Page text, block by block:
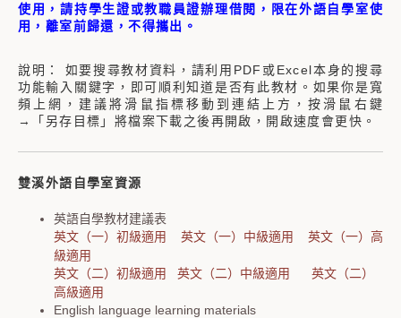
使用，請持學生證或教職員證辦理借閱，限在外語自學室使
用，離室前歸還，不得攜出。
說明： 如要搜尋教材資料，請利用PDF或Excel本身的搜尋
功能輸入關鍵字，即可順利知道是否有此教材。如果你是寬
頻上網，建議將滑鼠指標移動到連結上方，按滑鼠右鍵
→「另存目標」將檔案下載之後再開啟，開啟速度會更快。
雙溪外語自學室資源
英語自學教材建議表
英文（一）初級適用
英文（一）中級適用
英文（一）高
級適用
英文（二）初級適用
英文（二）中級適用
英文（二）
高級適用
English language learning materials